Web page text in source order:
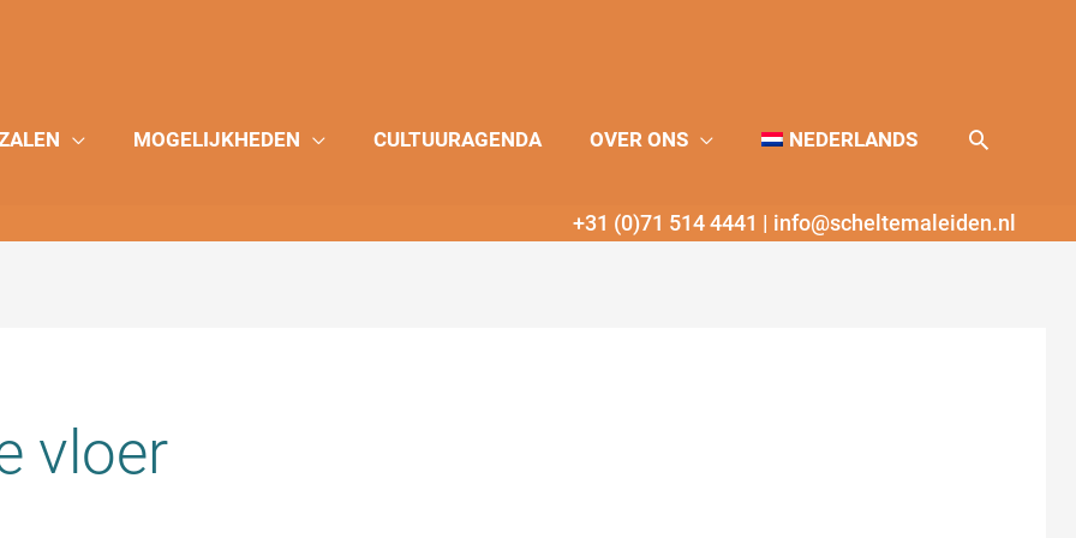
MOGELIJKHEDEN CULTUURAGENDA OVER ONS NEDERLANDS Zoeken
+31 (0)71 514 4441 | info@scheltemaleiden.nl
vloer